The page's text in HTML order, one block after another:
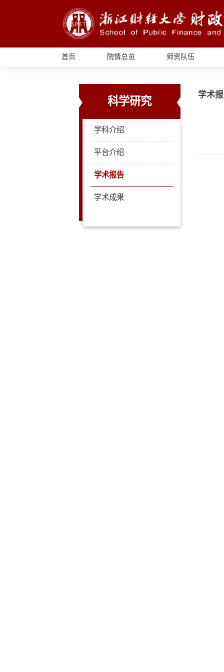
首页 院情总览 师资队伍
科学研究
学科介绍
平台介绍
学术报告
学术成果
学术